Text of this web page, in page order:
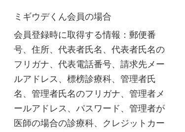
ミギウデくん会員の場合
会員登録時に取得する情報：郵便番
号、住所、代表者氏名、代表者氏名の
フリガナ、代表電話番号、請求先メー
ルアドレス、標榜診療科、管理者氏
名、管理者氏名のフリガナ、管理者メ
ールアドレス、パスワード、管理者が
医師の場合の診療科、クレジットカー